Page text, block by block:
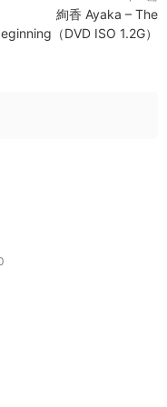
絢香 Ayaka – The
（DVD ISO 1.2G）